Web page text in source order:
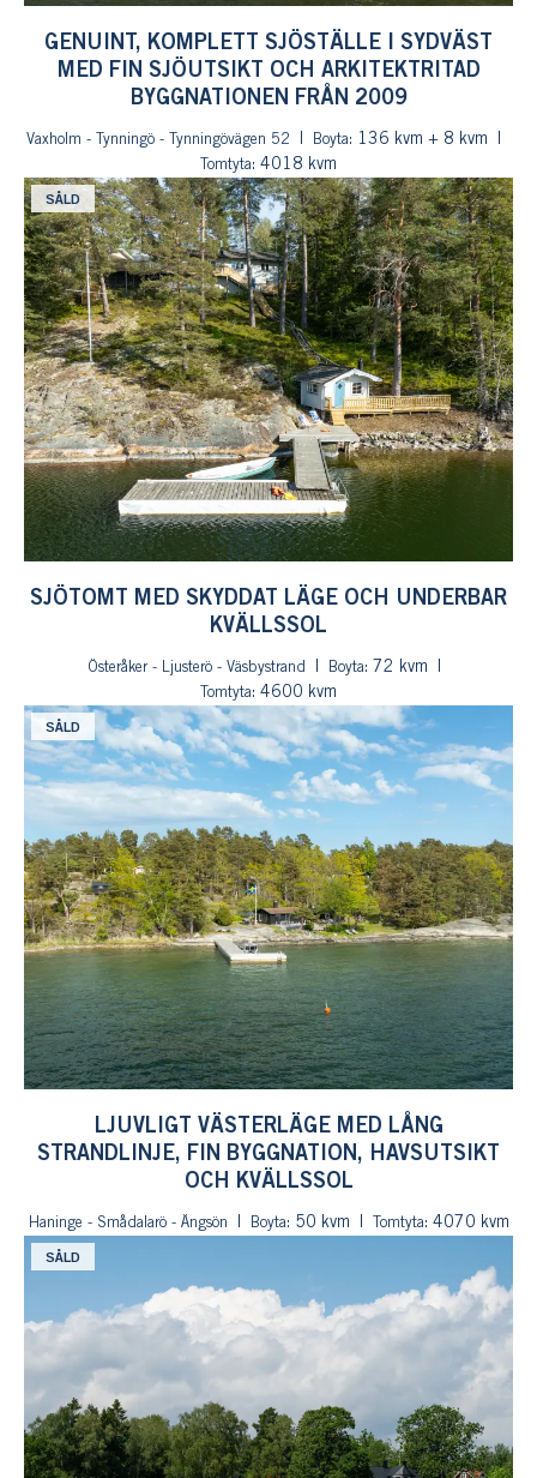
GENUINT, KOMPLETT SJÖSTÄLLE I SYDVÄST
MED FIN SJÖUTSIKT OCH ARKITEKTRITAD
BYGGNATIONEN FRÅN 2009
Vaxholm - Tynningö - Tynningövägen 52 Boyta: 136 kvm + 8 kvm
Tomtyta: 4018 kvm
SÅLD
SJÖTOMT MED SKYDDAT LÄGE OCH UNDERBAR
KVÄLLSSOL
Österåker - Ljusterö - Väsbystrand Boyta: 72 kvm
Tomtyta: 4600 kvm
SÅLD
LJUVLIGT VÄSTERLÄGE MED LÅNG
STRANDLINJE, FIN BYGGNATION, HAVSUTSIKT
OCH KVÄLLSSOL
Haninge - Smådalarö - Ängsön Boyta: 50 kvm Tomtyta: 4070 kvm
SÅLD